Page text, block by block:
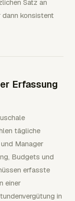
Satz an
dann konsistent
Erfassung
tägliche
Manager
Budgets und
erfasste
einer
in